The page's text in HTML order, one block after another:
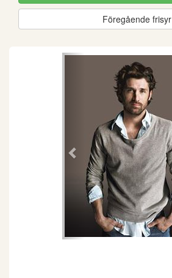
Föregående frisyr
Föregående